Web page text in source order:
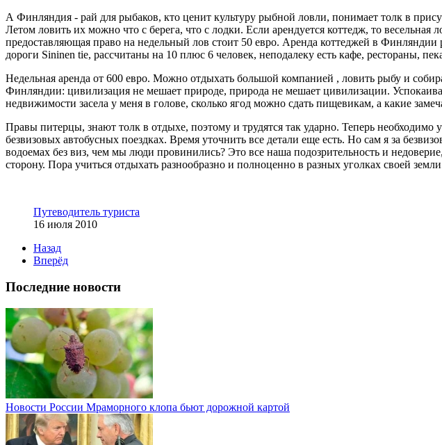
А Финляндия - рай для рыбаков, кто ценит культуру рыбной ловли, понимает толк в
Летом ловить их можно что с берега, что с лодки. Если арендуется коттедж, то
предоставляющая право на недельный лов стоит 50 евро. Аренда коттеджей в
дороги Sininen tie, рассчитаны на 10 плюс 6 человек, неподалеку есть кафе, рестораны,
Недельная аренда от 600 евро. Можно отдыхать большой компанией , ловить рыбу и
Финляндии: цивилизация не мешает природе, природа не мешает цивилизации.
недвижимости засела у меня в голове, сколько ягод можно сдать пищевикам, а какие
Правы питерцы, знают толк в отдыхе, поэтому и трудятся так ударно. Теперь
безвизовых автобусных поездках. Время уточнить все детали еще есть. Но сам я за
водоемах без виз, чем мы люди провинились? Это все наша подозрительность и
сторону. Пора учиться отдыхать разнообразно и полноценно в разных уголках своей
Путеводитель туриста
16 июля 2010
Назад
Вперёд
Последние новости
Новости России Мраморного клопа бьют дорожной картой